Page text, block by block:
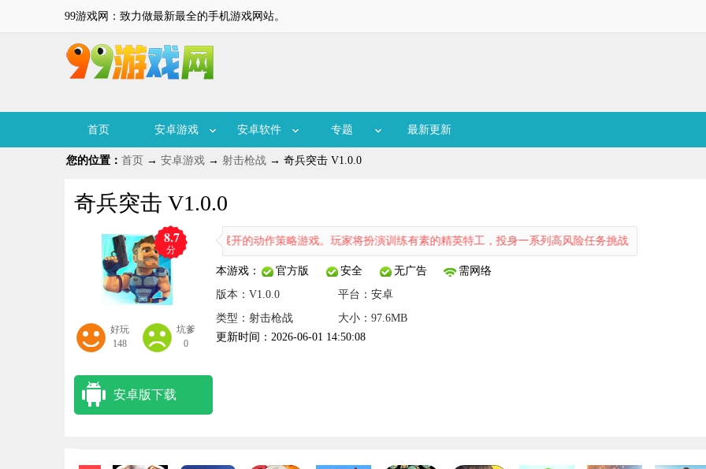
99游戏网：致力做最新最全的手机游戏网站。
首页 安卓游戏 安卓软件 专题 最新更新
您的位置： 首页 → 安卓游戏 → 射击枪战 → 奇兵突击 V1.0.0
奇兵突击 V1.0.0
8.7
分
好玩
148
坑爹
0
突击》是一款围绕西域特工冒险展开的动作策略游戏。玩家将扮演训练有素的精英特工，投身一系列高风险任务挑战。游戏场景融合了沙漠
本游戏： 官方版 安全 无广告
需网络
版本：V1.0.0
平台： 安卓
类型：射击枪战
大小：97.6MB
更新时间：2026-06-01 14:50:08
安卓版下载